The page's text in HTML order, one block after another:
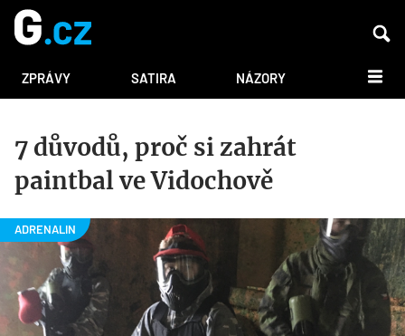
ZPRÁVY SATIRA NÁZORY DALŠÍ
7 důvodů, proč si zahrát
paintbal ve Vidochově